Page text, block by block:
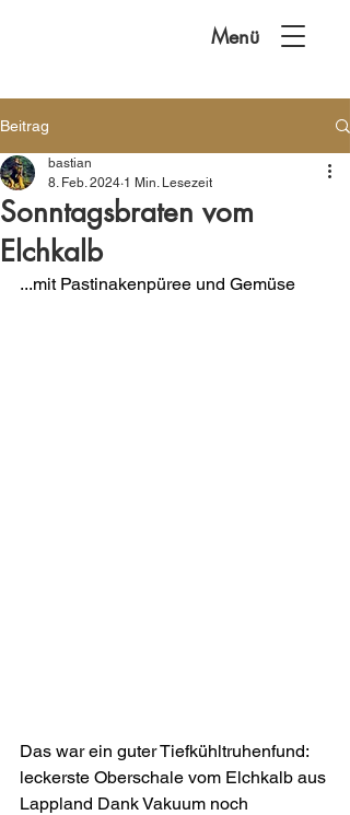
Menü
Beitrag
Sonntagsbraten vom
Elchkalb
bastian
8. Feb. 2024 1 Min. Lesezeit
...mit Pastinakenpüree und Gemüse
Das war ein guter Tiefkühltruhenfund:
leckerste Oberschale vom Elchkalb aus
Lappland Dank Vakuum noch